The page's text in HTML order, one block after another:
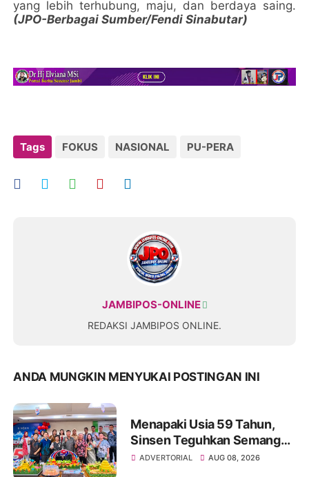
yang lebih terhubung, maju, dan berdaya saing.
(JPO-Berbagai Sumber/Fendi Sinabutar)
Tags FOKUS NASIONAL PU-PERA
JAMBIPOS-ONLINE
REDAKSI JAMBIPOS ONLINE.
ANDA MUNGKIN MENYUKAI POSTINGAN INI
Menapaki Usia 59 Tahun,
Sinsen Teguhkan Semangat
“Sustainably Growing”
ADVERTORIAL AUG 08, 2026